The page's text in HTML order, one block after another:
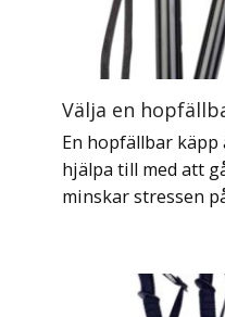
Välja en
En hopfällbar
hjälpa till med att
minskar stressen